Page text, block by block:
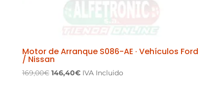
Motor de Arranque S086-AE · Vehículos Ford
/ Nissan
169,00€ El
146,40€ElIVA Incluido